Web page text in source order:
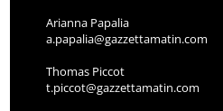
Arianna Papalia
a.papalia@gazzettamatin.com
Thomas Piccot
t.piccot@gazzettamatin.com